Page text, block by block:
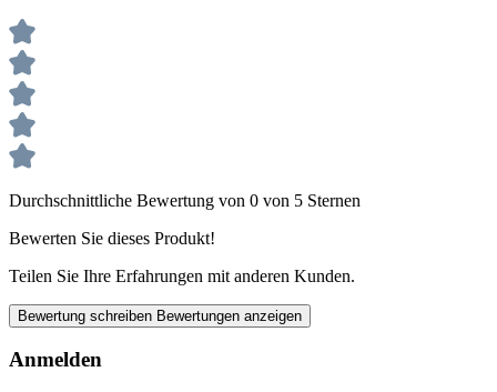
Durchschnittliche Bewertung von 0 von 5 Sternen
Bewerten Sie dieses Produkt!
Teilen Sie Ihre Erfahrungen mit anderen Kunden.
Bewertung schreiben Bewertungen anzeigen
Anmelden